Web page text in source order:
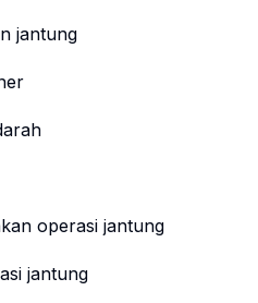
jantung
operasi jantung
jantung